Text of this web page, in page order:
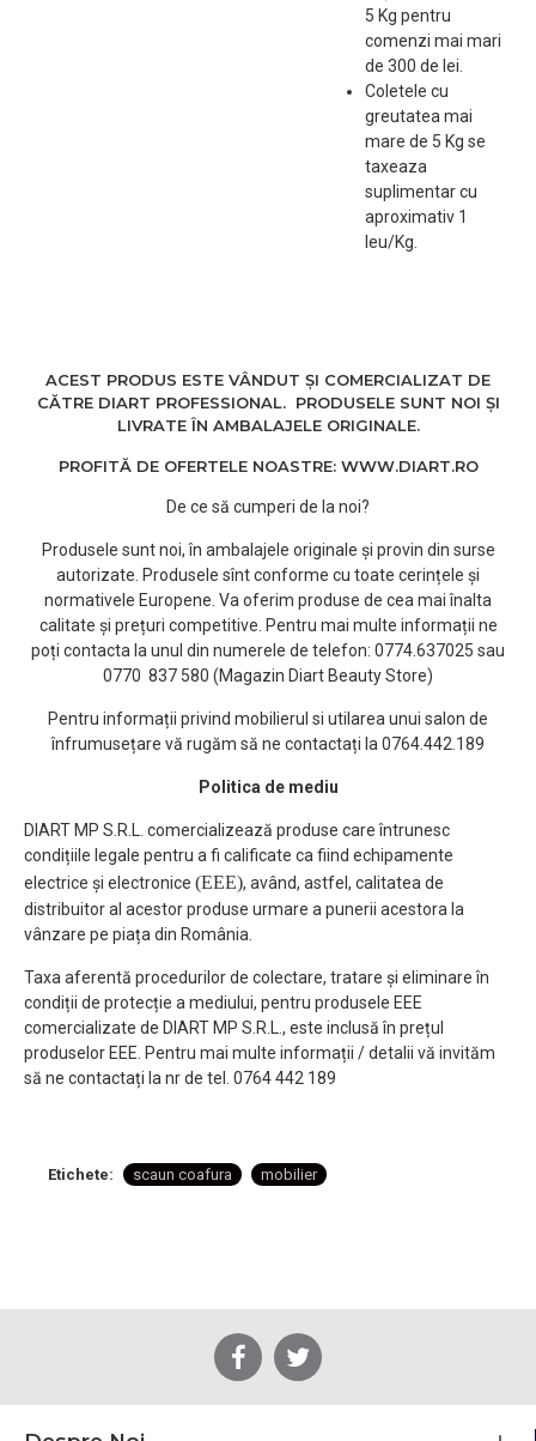
5 Kg pentru
comenzi mai mari
de 300 de lei.
Coletele cu
greutatea mai
mare de 5 Kg se
taxeaza
suplimentar cu
aproximativ 1
leu/Kg.
ACEST PRODUS ESTE VÂNDUT ȘI COMERCIALIZAT DE
CĂTRE DIART PROFESSIONAL. PRODUSELE SUNT NOI ȘI
LIVRATE ÎN AMBALAJELE ORIGINALE.
PROFITĂ DE OFERTELE NOASTRE: WWW.DIART.RO
De ce să cumperi de la noi?
Produsele sunt noi, în ambalajele originale și provin din surse
autorizate. Produsele sînt conforme cu toate cerințele și
normativele Europene. Va oferim produse de cea mai înalta
calitate și prețuri competitive. Pentru mai multe informații ne
poți contacta la unul din numerele de telefon: 0774.637025 sau
0770 837 580 (Magazin Diart Beauty Store)
Pentru informații privind mobilierul si utilarea unui salon de
înfrumusețare vă rugăm să ne contactați la 0764.442.189
Politica de mediu
DIART MP S.R.L. comercializează produse care întrunesc
condițiile legale pentru a fi calificate ca fiind echipamente
electrice și electronice (EEE), având, astfel, calitatea de
distribuitor al acestor produse urmare a punerii acestora la
vânzare pe piața din România.
Taxa aferentă procedurilor de colectare, tratare și eliminare în
condiții de protecție a mediului, pentru produsele EEE
comercializate de DIART MP S.R.L., este inclusă în prețul
produselor EEE. Pentru mai multe informații / detalii vă invităm
să ne contactați la nr de tel. 0764 442 189
Etichete: scaun coafura mobilier